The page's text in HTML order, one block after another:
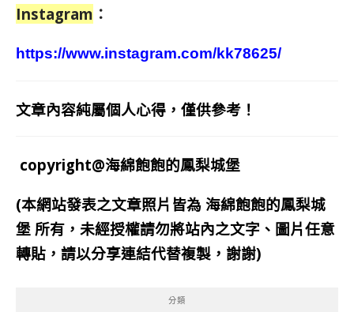
Instagram ：
https://www.instagram.com/kk78625/
文章內容純屬個人心得，僅供參考！
copyright@海綿飽飽的鳳梨城堡
(本網站發表之文章照片皆為 海綿飽飽的鳳梨城
堡 所有，未經授權請勿將站內之文字、圖片任意
轉貼，請以分享連結代替複製，謝謝)
分類